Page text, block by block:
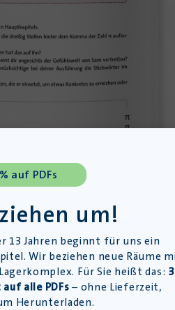
auf PDFs
um!
13 Jahren beginnt für uns ein
Wir beziehen neue Räume
Für Sie heißt das:
alle PDFs – ohne Lieferzeit,
Herunterladen.